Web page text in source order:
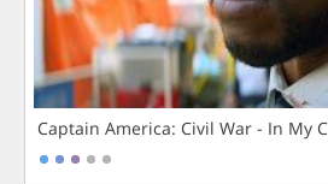
Captain America: Civil War - In My